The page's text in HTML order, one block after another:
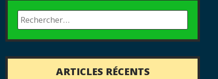
ARTICLES RÉCENTS